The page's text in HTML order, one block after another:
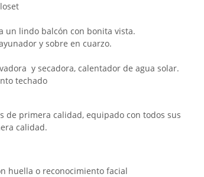
un lindo balcón con bonita vista.
y sobre en cuarzo.
y secadora, calentador de agua solar.
techado
de primera calidad, equipado con todos sus
calidad.
huella o reconocimiento facial